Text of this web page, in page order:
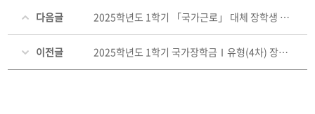
다음글 2025학년도 1학기 「국가근로」 대체 장학생 모집·선발 공고-제6호
이전글 2025학년도 1학기 국가장학금Ⅰ유형(4차) 장학금 지급 안내(최종 5차 지급: 6월 12일 예정)